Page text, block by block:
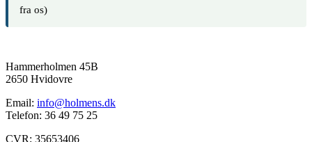
fra os)
Hammerholmen 45B
2650 Hvidovre
Email: info@holmens.dk
Telefon: 36 49 75 25
CVR: 35653406